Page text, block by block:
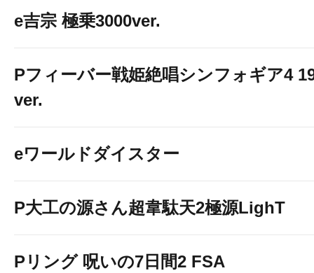
e吉宗 極乗3000ver.
Pフィーバー戦姫絶唱シンフォギア4
ver.
eワールドダイスター
P大工の源さん超韋駄天2極源LighT
Pリング 呪いの7日間2 FSA